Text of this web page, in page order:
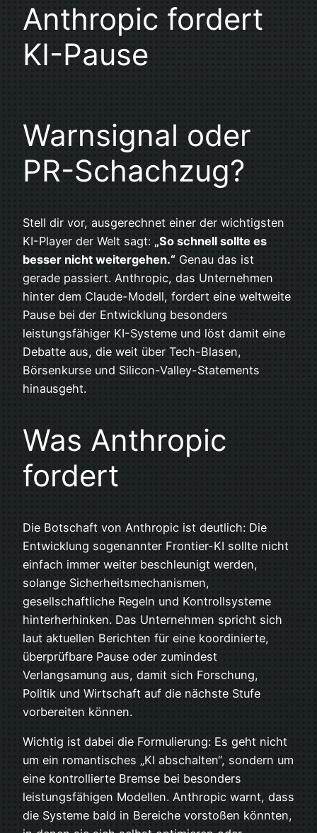
Anthropic fordert
KI-Pause
Warnsignal oder
PR-Schachzug?
Stell dir vor, ausgerechnet einer der wichtigsten
KI-Player der Welt sagt: „So schnell sollte es
besser nicht weitergehen.“ Genau das ist
gerade passiert. Anthropic, das Unternehmen
hinter dem Claude-Modell, fordert eine weltweite
Pause bei der Entwicklung besonders
leistungsfähiger KI-Systeme und löst damit eine
Debatte aus, die weit über Tech-Blasen,
Börsenkurse und Silicon-Valley-Statements
hinausgeht.
Was Anthropic
fordert
Die Botschaft von Anthropic ist deutlich: Die
Entwicklung sogenannter Frontier-KI sollte nicht
einfach immer weiter beschleunigt werden,
solange Sicherheitsmechanismen,
gesellschaftliche Regeln und Kontrollsysteme
hinterherhinken. Das Unternehmen spricht sich
laut aktuellen Berichten für eine koordinierte,
überprüfbare Pause oder zumindest
Verlangsamung aus, damit sich Forschung,
Politik und Wirtschaft auf die nächste Stufe
vorbereiten können.
Wichtig ist dabei die Formulierung: Es geht nicht
um ein romantisches „KI abschalten“, sondern um
eine kontrollierte Bremse bei besonders
leistungsfähigen Modellen. Anthropic warnt, dass
die Systeme bald in Bereiche vorstoßen könnten,